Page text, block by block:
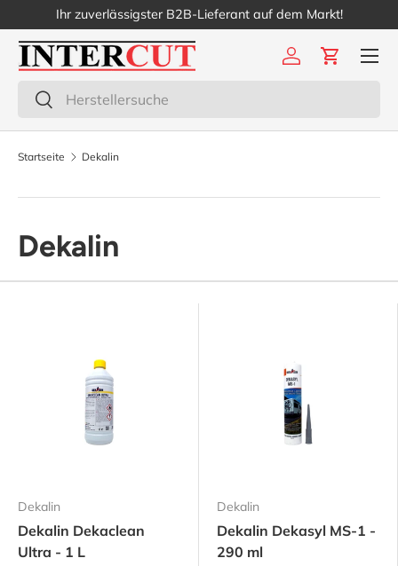
Direkt zum Inhalt
Ihr zuverlässigster B2B-Lieferant auf dem Markt!
Suchen
Suchen
Einloggen
Menü
Startseite Dekalin
Dekalin
Dekalin
Dekalin Dekaclean
Ultra - 1 L
Dekalin
Dekalin Dekasyl MS-1 -
290 ml